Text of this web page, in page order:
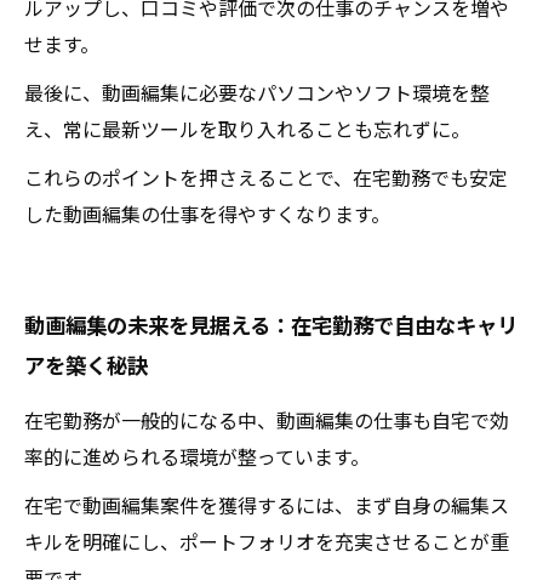
ルアップし、口コミや評価で次の仕事のチャンスを増や
せます。
最後に、動画編集に必要なパソコンやソフト環境を整
え、常に最新ツールを取り入れることも忘れずに。
これらのポイントを押さえることで、在宅勤務でも安定
した動画編集の仕事を得やすくなります。
動画編集の未来を見据える：在宅勤務で自由なキャリ
アを築く秘訣
在宅勤務が一般的になる中、動画編集の仕事も自宅で効
率的に進められる環境が整っています。
在宅で動画編集案件を獲得するには、まず自身の編集ス
キルを明確にし、ポートフォリオを充実させることが重